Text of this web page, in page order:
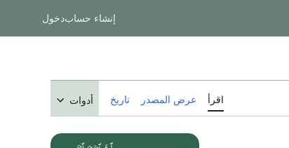
إنشاء حسابدخول
اقرأ عرض المصدر تاريخ أدوات